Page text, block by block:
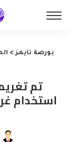
بورصة تايمز>
استخدام